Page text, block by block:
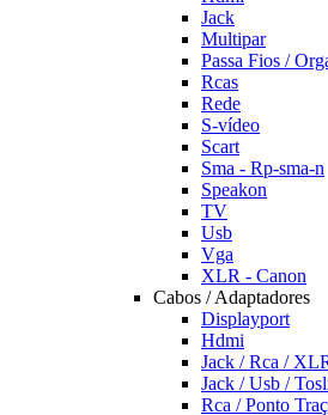
Jack
Multipar
Passa Fios /
Rcas
Rede
S-vídeo
Scart
Sma - Rp-sma-n
Speakon
TV
Usb
Vga
XLR - Canon
Cabos / Adaptadores
Displayport
Hdmi
Jack / Rca /
Jack / Usb /
Rca / Ponto